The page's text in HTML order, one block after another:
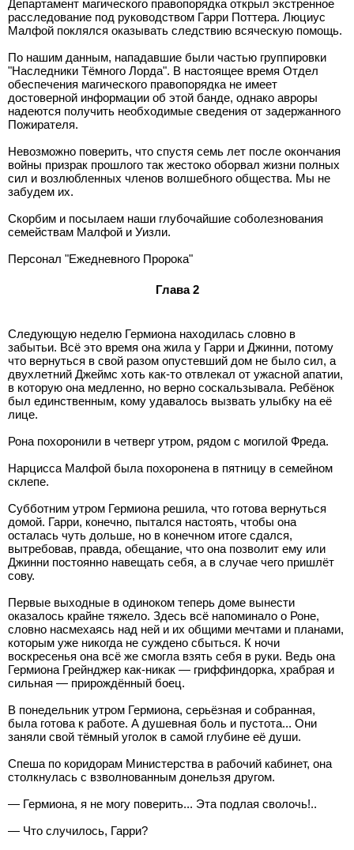
Департамент магического правопорядка открыл экстренное
расследование под руководством Гарри Поттера. Люциус
Малфой поклялся оказывать следствию всяческую помощь.
По нашим данным, нападавшие были частью группировки
"Наследники Тёмного Лорда". В настоящее время Отдел
обеспечения магического правопорядка не имеет
достоверной информации об этой банде, однако авроры
надеются получить необходимые сведения от задержанного
Пожирателя.
Невозможно поверить, что спустя семь лет после окончания
войны призрак прошлого так жестоко оборвал жизни полных
сил и возлюбленных членов волшебного общества. Мы не
забудем их.
Скорбим и посылаем наши глубочайшие соболезнования
семействам Малфой и Уизли.
Персонал "Ежедневного Пророка"
Глава 2
Следующую неделю Гермиона находилась словно в
забытьи. Всё это время она жила у Гарри и Джинни, потому
что вернуться в свой разом опустевший дом не было сил, а
двухлетний Джеймс хоть как-то отвлекал от ужасной апатии,
в которую она медленно, но верно соскальзывала. Ребёнок
был единственным, кому удавалось вызвать улыбку на её
лице.
Рона похоронили в четверг утром, рядом с могилой Фреда.
Нарцисса Малфой была похоронена в пятницу в семейном
склепе.
Субботним утром Гермиона решила, что готова вернуться
домой. Гарри, конечно, пытался настоять, чтобы она
осталась чуть дольше, но в конечном итоге сдался,
вытребовав, правда, обещание, что она позволит ему или
Джинни постоянно навещать себя, а в случае чего пришлёт
сову.
Первые выходные в одиноком теперь доме вынести
оказалось крайне тяжело. Здесь всё напоминало о Роне,
словно насмехаясь над ней и их общими мечтами и планами,
которым уже никогда не суждено сбыться. К ночи
воскресенья она всё же смогла взять себя в руки. Ведь она
Гермиона Грейнджер как-никак — гриффиндорка, храбрая и
сильная — прирождённый боец.
В понедельник утром Гермиона, серьёзная и собранная,
была готова к работе. А душевная боль и пустота... Они
заняли свой тёмный уголок в самой глубине её души.
Спеша по коридорам Министерства в рабочий кабинет, она
столкнулась с взволнованным донельзя другом.
— Гермиона, я не могу поверить... Эта подлая сволочь!..
— Что случилось, Гарри?